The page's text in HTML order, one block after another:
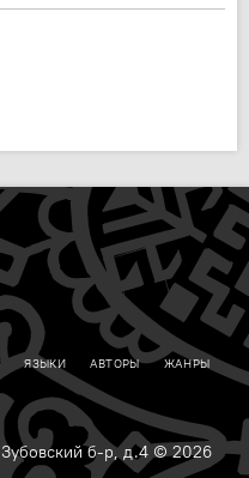
ЯЗЫКИ АВТОРЫ ЖАНРЫ
б-р, д.4 © 2026